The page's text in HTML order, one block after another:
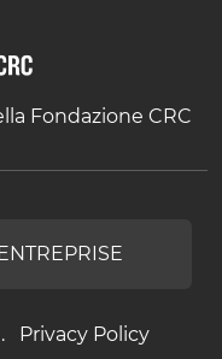
Fondazione CRC
Privacy Policy